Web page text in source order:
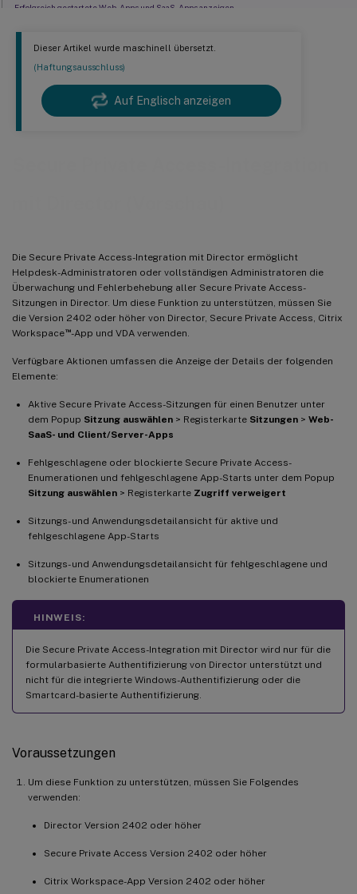
Dieser Artikel wurde maschinell übersetzt.
(Haftungsausschluss)
Auf Englisch anzeigen
Die Secure Private Access-Integration mit Director ermöglicht
Helpdesk-Administratoren oder vollständigen Administratoren die
Überwachung und Fehlerbehebung aller Secure Private Access-
Sitzungen in Director. Um diese Funktion zu unterstützen, müssen Sie
die Version 2402 oder höher von Director, Secure Private Access, Citrix
Workspace™-App und VDA verwenden.
Verfügbare Aktionen umfassen die Anzeige der Details der folgenden
Elemente:
Aktive Secure Private Access-Sitzungen für einen Benutzer unter
dem Popup Sitzung auswählen > Registerkarte Sitzungen > Web-
SaaS- und Client/Server-Apps
Fehlgeschlagene oder blockierte Secure Private Access-
Enumerationen und fehlgeschlagene App-Starts unter dem Popup
Sitzung auswählen > Registerkarte Zugriff verweigert
Sitzungs- und Anwendungsdetailansicht für aktive und
fehlgeschlagene App-Starts
Sitzungs- und Anwendungsdetailansicht für fehlgeschlagene und
blockierte Enumerationen
HINWEIS:
Die Secure Private Access-Integration mit Director wird nur für die
formularbasierte Authentifizierung von Director unterstützt und
nicht für die integrierte Windows-Authentifizierung oder die
Smartcard-basierte Authentifizierung.
Voraussetzungen
Um diese Funktion zu unterstützen, müssen Sie Folgendes
verwenden:
Director Version 2402 oder höher
Secure Private Access Version 2402 oder höher
Citrix Workspace-App Version 2402 oder höher
Erfolgreich gestartete Web-Apps und SaaS-Apps anzeigen
Details zu den Apps mit verweigertem Zugriff anzeigen